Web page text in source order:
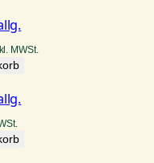
€.
MWSt.